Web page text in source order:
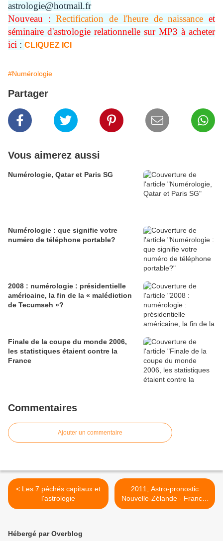
astrologie@hotmail.fr
Nouveau :Rectification de l'heure de naissance et
séminaire d'astrologie relationnelle sur MP3 à acheter
ici : CLIQUEZ ICI
#Numérologie
Partager
Vous aimerez aussi
Numérologie, Qatar et Paris SG
Numérologie : que signifie votre
numéro de téléphone portable?
2008 : numérologie : présidentielle
américaine, la fin de la « malédiction
de Tecumseh »?
Finale de la coupe du monde 2006,
les statistiques étaient contre la
France
Commentaires
Ajouter un commentaire
< Les 7 péchés capitaux et
l'astrologie
2011, Astro-pronostic
Nouvelle-Zélande - France,
coupe du monde de rugby
Hébergé par Overblog